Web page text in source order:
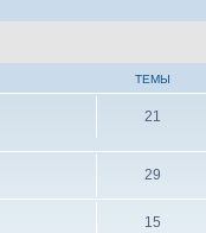
ТЕМЫ
21
29
15